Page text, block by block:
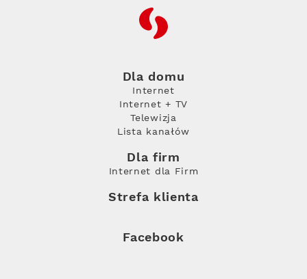
RFC
Dla domu
Internet
Internet + TV
Telewizja
Lista kanałów
Dla firm
Internet dla Firm
Strefa klienta
Facebook